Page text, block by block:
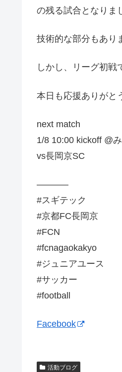
の残る試合となりま
技術的な部分もあり
しかし、リーグ初戦
本日も応援ありがと
next match
1/8 10:00 kickoff @
vs長岡京SC
———–
#スギテック
#京都FC長岡京
#FCN
#fcnagaokakyo
#ジュニアユース
#サッカー
#football
Facebook
活動ブログ